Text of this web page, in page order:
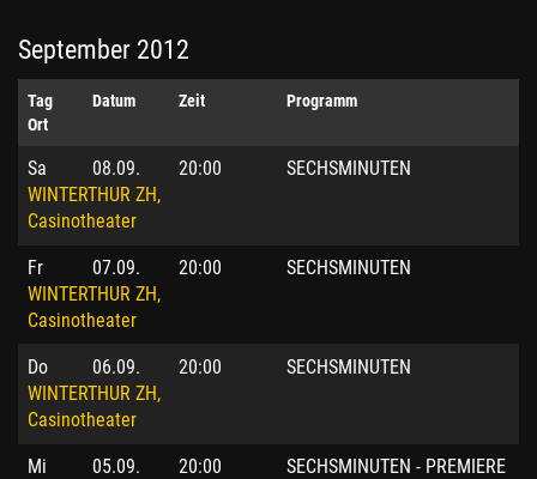
September 2012
Tag Datum
Zeit
Ort
Programm
Sa 08.09.
20:00
WINTERTHUR ZH,
Casinotheater
SECHSMINUTEN
Fr 07.09.
20:00
WINTERTHUR ZH,
Casinotheater
SECHSMINUTEN
Do 06.09.
20:00
WINTERTHUR ZH,
Casinotheater
SECHSMINUTEN
Mi 05.09.
20:00
SECHSMINUTEN - PREMIERE